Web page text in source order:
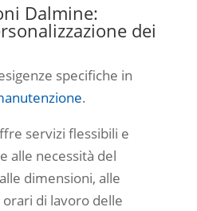
Dalmine:
dei
specifiche in
.
servizi flessibili e
alle necessità del
dimensioni, alle
di lavoro delle